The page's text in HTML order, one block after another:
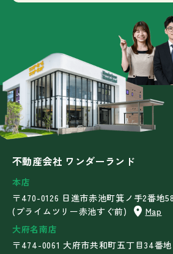
不動産会社 ワンダーランド
本店
〒470-0126 日進市赤池町箕ノ手2番地
(プライムツリー赤池すぐ前)
Map
大府名南店
〒474-0061 大府市共和町五丁目34番地